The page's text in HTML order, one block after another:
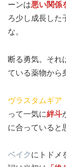
ーンは悪い関係
ろ少し成長した
な。
断る勇気。それ
ている薬物から
ヴラスタムギア
って一気に絆斗
に合っていると
ベイクにトドメ